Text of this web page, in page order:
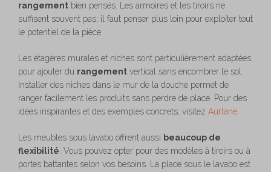
rangement bien pensés. Les armoires et les tiroirs ne
suffisent souvent pas; il faut penser plus loin pour exploiter tout
le potentiel de la pièce.
Les étagères murales et niches sont particulièrement adaptées
pour ajouter du rangement vertical sans encombrer le sol.
Installer des niches dans le mur de la douche permet de
ranger facilement les produits sans perdre de place. Pour des
idées inspirantes et des exemples concrets, visitez Aurlane.
Les meubles sous lavabo offrent aussi beaucoup de
flexibilité. Vous pouvez opter pour des modèles à tiroirs ou à
portes battantes selon vos besoins. La place sous le lavabo est